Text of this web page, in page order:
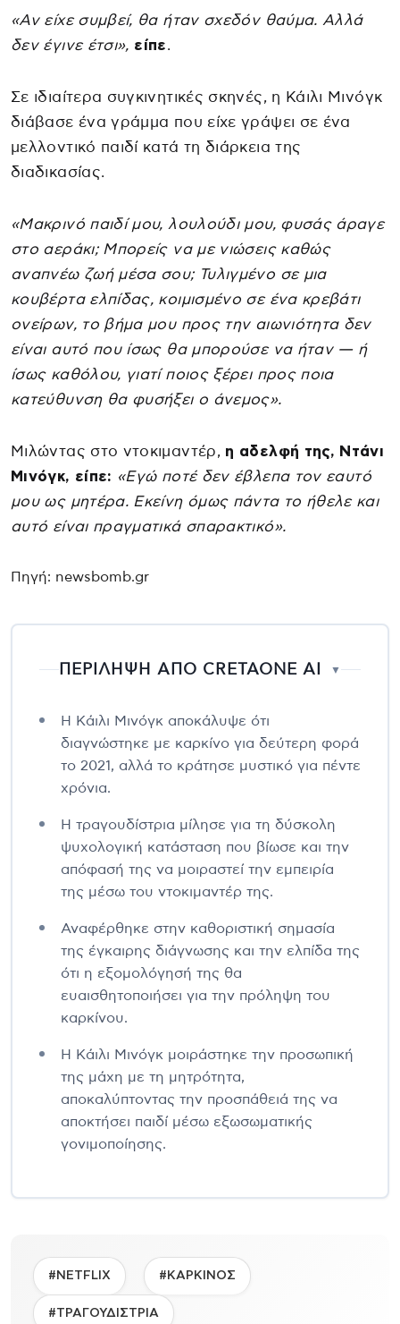
«Αν είχε συμβεί, θα ήταν σχεδόν θαύμα. Αλλά
δεν έγινε έτσι», είπε.
Σε ιδιαίτερα συγκινητικές σκηνές, η Κάιλι Μινόγκ
διάβασε ένα γράμμα που είχε γράψει σε ένα
μελλοντικό παιδί κατά τη διάρκεια της
διαδικασίας.
«Μακρινό παιδί μου, λουλούδι μου, φυσάς άραγε
στο αεράκι; Μπορείς να με νιώσεις καθώς
αναπνέω ζωή μέσα σου; Τυλιγμένο σε μια
κουβέρτα ελπίδας, κοιμισμένο σε ένα κρεβάτι
ονείρων, το βήμα μου προς την αιωνιότητα δεν
είναι αυτό που ίσως θα μπορούσε να ήταν — ή
ίσως καθόλου, γιατί ποιος ξέρει προς ποια
κατεύθυνση θα φυσήξει ο άνεμος».
Μιλώντας στο ντοκιμαντέρ, η αδελφή της, Ντάνι
Μινόγκ, είπε: «Εγώ ποτέ δεν έβλεπα τον εαυτό
μου ως μητέρα. Εκείνη όμως πάντα το ήθελε και
αυτό είναι πραγματικά σπαρακτικό».
Πηγή: newsbomb.gr
ΠΕΡΙΛΗΨΗ ΑΠΟ CRETAONE AI ▼
Η Κάιλι Μινόγκ αποκάλυψε ότι
διαγνώστηκε με καρκίνο για δεύτερη φορά
το 2021, αλλά το κράτησε μυστικό για πέντε
χρόνια.
Η τραγουδίστρια μίλησε για τη δύσκολη
ψυχολογική κατάσταση που βίωσε και την
απόφασή της να μοιραστεί την εμπειρία
της μέσω του ντοκιμαντέρ της.
Αναφέρθηκε στην καθοριστική σημασία
της έγκαιρης διάγνωσης και την ελπίδα της
ότι η εξομολόγησή της θα
ευαισθητοποιήσει για την πρόληψη του
καρκίνου.
Η Κάιλι Μινόγκ μοιράστηκε την προσωπική
της μάχη με τη μητρότητα,
αποκαλύπτοντας την προσπάθειά της να
αποκτήσει παιδί μέσω εξωσωματικής
γονιμοποίησης.
#NETFLIX #ΚΑΡΚΙΝΟΣ
#ΤΡΑΓΟΥΔΙΣΤΡΙΑ